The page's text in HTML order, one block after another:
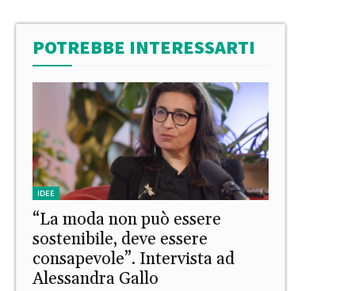
POTREBBE INTERESSARTI
IDEE
“La moda non può essere
sostenibile, deve essere
consapevole”. Intervista ad
Alessandra Gallo